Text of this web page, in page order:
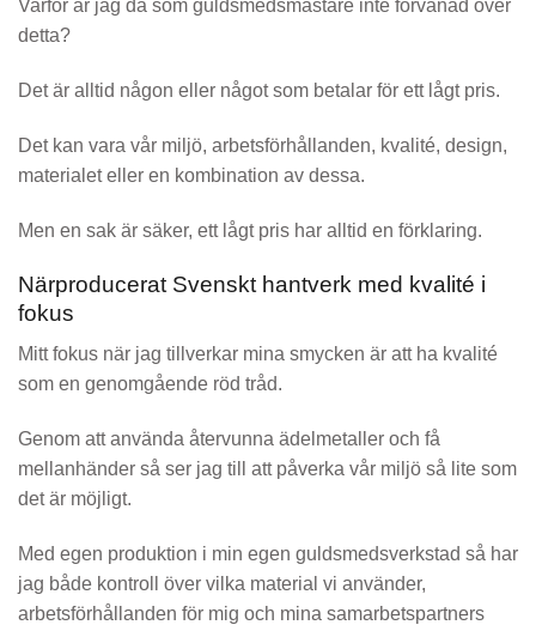
Varför är jag då som guldsmedsmästare inte förvånad över
detta?
Det är alltid någon eller något som betalar för ett lågt pris.
Det kan vara vår miljö, arbetsförhållanden, kvalité, design,
materialet eller en kombination av dessa.
Men en sak är säker, ett lågt pris har alltid en förklaring.
Närproducerat Svenskt hantverk med kvalité i
fokus
Mitt fokus när jag tillverkar mina smycken är att ha kvalité
som en genomgående röd tråd.
Genom att använda återvunna ädelmetaller och få
mellanhänder så ser jag till att påverka vår miljö så lite som
det är möjligt.
Med egen produktion i min egen guldsmedsverkstad så har
jag både kontroll över vilka material vi använder,
arbetsförhållanden för mig och mina samarbetspartners